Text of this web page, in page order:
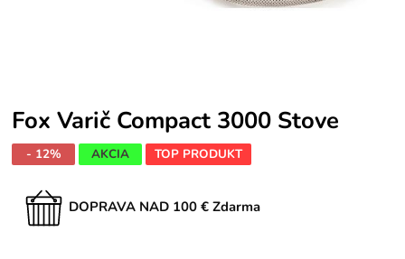
Fox Varič Compact 3000 Stove
- 12% AKCIA TOP PRODUKT
DOPRAVA NAD 100 € Zdarma